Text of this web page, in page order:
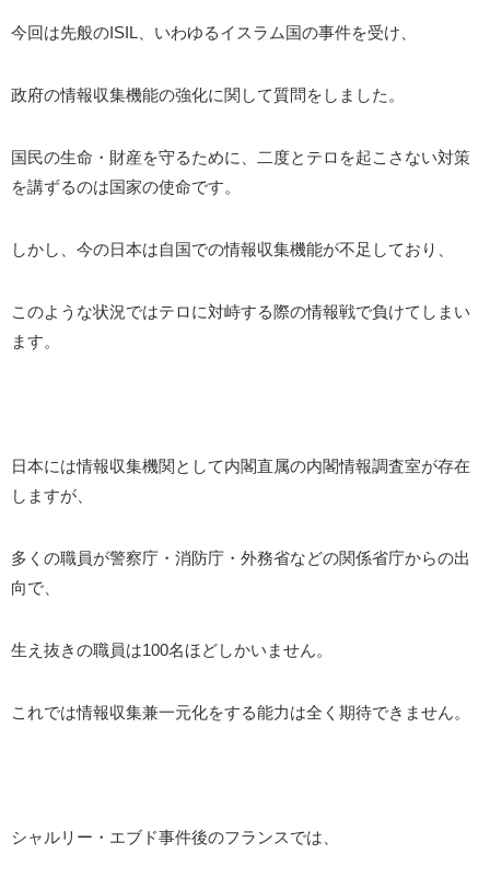
今回は先般のISIL、いわゆるイスラム国の事件を受け、
政府の情報収集機能の強化に関して質問をしました。
国民の生命・財産を守るために、二度とテロを起こさない対策
を講ずるのは国家の使命です。
しかし、今の日本は自国での情報収集機能が不足しており、
このような状況ではテロに対峙する際の情報戦で負けてしまい
ます。
日本には情報収集機関として内閣直属の内閣情報調査室が存在
しますが、
多くの職員が警察庁・消防庁・外務省などの関係省庁からの出
向で、
生え抜きの職員は100名ほどしかいません。
これでは情報収集兼一元化をする能力は全く期待できません。
シャルリー・エブド事件後のフランスでは、